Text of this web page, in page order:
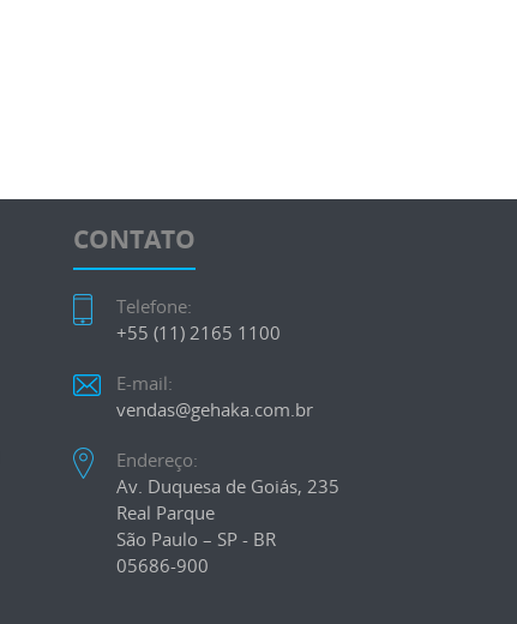
CONTATO
Telefone:
+55 (11) 2165 1100
E-mail:
vendas@gehaka.com.br
Endereço:
Av. Duquesa de Goiás, 235
Real Parque
São Paulo – SP - BR
05686-900